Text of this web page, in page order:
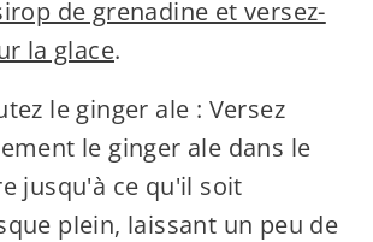
de grenadine et versez-
la glace.
le ginger ale : Versez
le ginger ale dans le
jusqu'à ce qu'il soit
plein, laissant un peu de